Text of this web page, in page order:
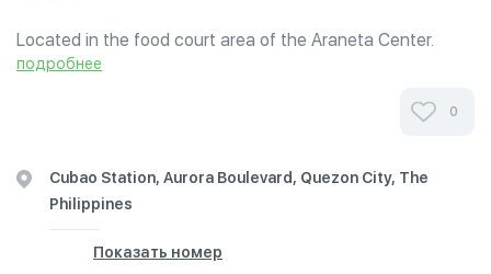
Located in the food court area of the Araneta Center.
Many branches in metro Manila.
подробнее
0
Cubao Station, Aurora Boulevard, Quezon City, The
Philippines
Показать номер